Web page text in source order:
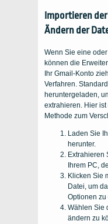
Importieren der
Ändern der
Wenn Sie eine
können die
Ihr Gmail-Konto
Verfahren.
heruntergeladen,
extrahieren. Hier
Methode zum
Laden Sie
herunter.
Extrahieren
Ihrem PC,
Klicken Sie
Datei, um
Optionen zu
Wählen Sie
ändern zu